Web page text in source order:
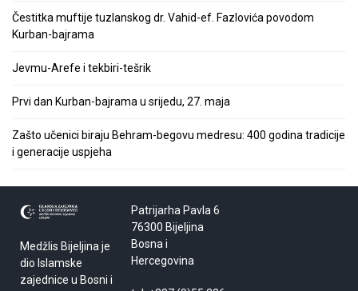
Čestitka muftije tuzlanskog dr. Vahid-ef. Fazlovića povodom
Kurban-bajrama
Jevmu-Arefe i tekbiri-tešrik
Prvi dan Kurban-bajrama u srijedu, 27. maja
Zašto učenici biraju Behram-begovu medresu: 400 godina tradicije
i generacije uspjeha
Medžlis Bijeljina je
dio Islamske
zajednice u Bosni i
Patrijarha Pavla 6
76300 Bijeljina
Bosna i
Hercegovina